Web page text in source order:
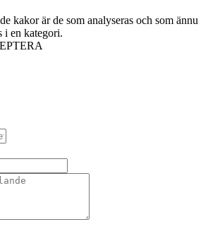
kakor är de som analyseras och som ännu
i en kategori.